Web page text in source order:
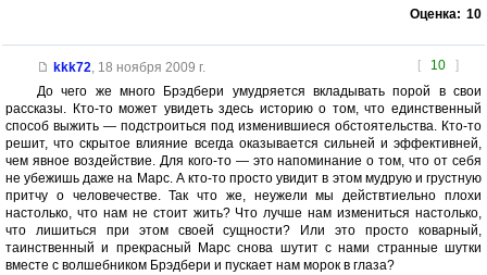
Оценка: 10
[ 10 ]
kkk72, 18 ноября 2009 г.
До чего же много Брэдбери умудряется вкладывать порой в свои
рассказы. Кто-то может увидеть здесь историю о том, что единственный
способ выжить — подстроиться под изменившиеся обстоятельства. Кто-то
решит, что скрытое влияние всегда оказывается сильней и эффективней,
чем явное воздействие. Для кого-то — это напоминание о том, что от себя
не убежишь даже на Марс. А кто-то просто увидит в этом мудрую и грустную
притчу о человечестве. Так что же, неужели мы действтиельно плохи
настолько, что нам не стоит жить? Что лучше нам измениться настолько,
что лишиться при этом своей сущности? Или это просто коварный,
таинственный и прекрасный Марс снова шутит с нами странные шутки
вместе с волшебником Брэдбери и пускает нам морок в глаза?